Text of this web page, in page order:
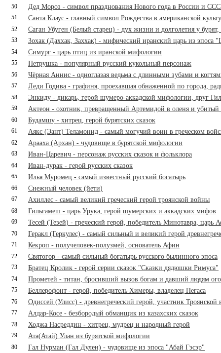
50 Дед Мороз - символ празднования Нового года в России и
51 Санта Клаус - главный символ Рождества в американской
52 Саган Убуген (Белый старец) - дух жизни и долголетия у
53 Зохак (Даххак, Заххак) - мифический иранский царь из эпоса
54 Симург - царь птиц из иранской мифологии
55 Петрушка - популярный русский кукольный персонаж
56 Чёрная Аннис - одноглазая ведьма с длинными зубами и
57 Леди Годива - графиня, проехавшая обнаженной по города,
58 Энкиду - дикарь, герой шумеро-аккадской мифологии, друг
59 Актеон - охотник, превращенный Артемидой в оленя и убитый
60 Будамшу - хитрец, герой бурятских сказок
61 Аякс (Эант) Теламонид - самый могучий воин в греческом
62 Арааха (Архан) - чудовище в бурятской мифологии
63 Иван-Царевич - персонаж русских сказок и фольклора
64 Иван-дурак - герой русских сказок
65 Илья Муромец - самый известный русский богатырь
66 Снежный человек (йети)
67 Ахиллес - самый великий греческий герой троянской войны
68 Гильгамеш - царь Урука, герой шумерских и аккадских мифов
69 Тесей (Тезей) - греческий герой, победитель Минотавра, царь
70 Геракл (Геркулес) - самый сильный и великий герой
71 Кекроп - получеловек-полузмей, основатель Афин
72 Святогор - самый сильный богатырь русского былинного эпоса
73 Братец Кролик - герой серии сказок "Сказки дядюшки Римуса"
74 Прометей - титан, бросивший вызов богам и давший людям
75 Беллерофонт - герой, победитель Химеры, владелец Пегаса
76 Одиссей (Улисс) - древнегреческий герой, участник
77 Алдар-Косе - безбородый обманщик из казахских сказок
78 Ходжа Насреддин - хитрец, мудрец и народный герой
79 Ата(Атай) Улан из бурятской мифологии
80 Гал Нурман (Гал Дулен) - чудовище из эпоса "Абай Гэсэр"